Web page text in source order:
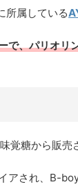
所属している
で、パリオリ
糖から販売
され、B-